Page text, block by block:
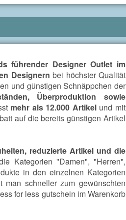
führender Designer Outlet im
Designern bei höchster Qualität
und günstigen Schnäppchen der
Überproduktion sowie
mehr als 12.000 Artikelund mit
auf die bereits günstigen Artikel
reduzierte Artikel und die
Kategorien "Damen", "Herren",
in den einzelnen Kategorien
schneller zum gewünschten
for less gutschein im Warenkorb